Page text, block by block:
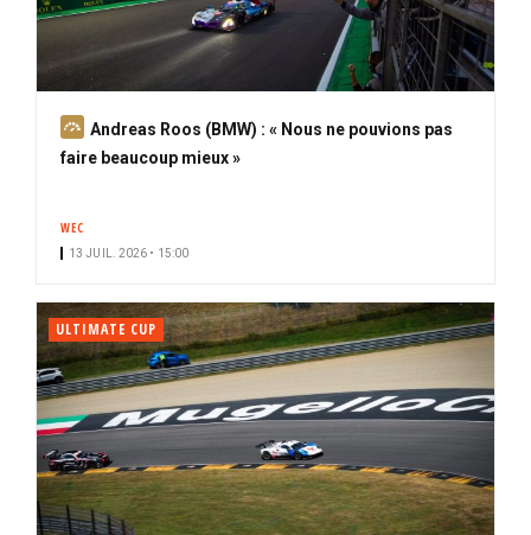
A
b
Andreas Roos (BMW) : « Nous ne pouvions pas
faire beaucoup mieux »
WEC
13 JUIL. 2026 • 15:00
ULTIMATE CUP